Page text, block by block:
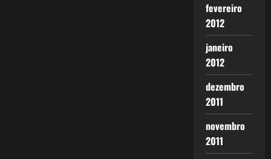
fevereiro
2012
janeiro
2012
dezembro
2011
novembro
2011